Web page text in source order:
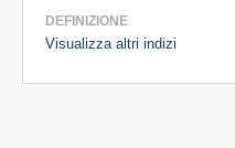
DEFINIZIONE
Visualizza altri indizi